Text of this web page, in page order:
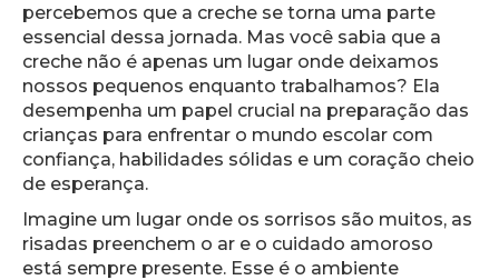
percebemos que a creche se torna uma parte
essencial dessa jornada. Mas você sabia que a
creche não é apenas um lugar onde deixamos
nossos pequenos enquanto trabalhamos? Ela
desempenha um papel crucial na preparação das
crianças para enfrentar o mundo escolar com
confiança, habilidades sólidas e um coração cheio
de esperança.
Imagine um lugar onde os sorrisos são muitos, as
risadas preenchem o ar e o cuidado amoroso
está sempre presente. Esse é o ambiente